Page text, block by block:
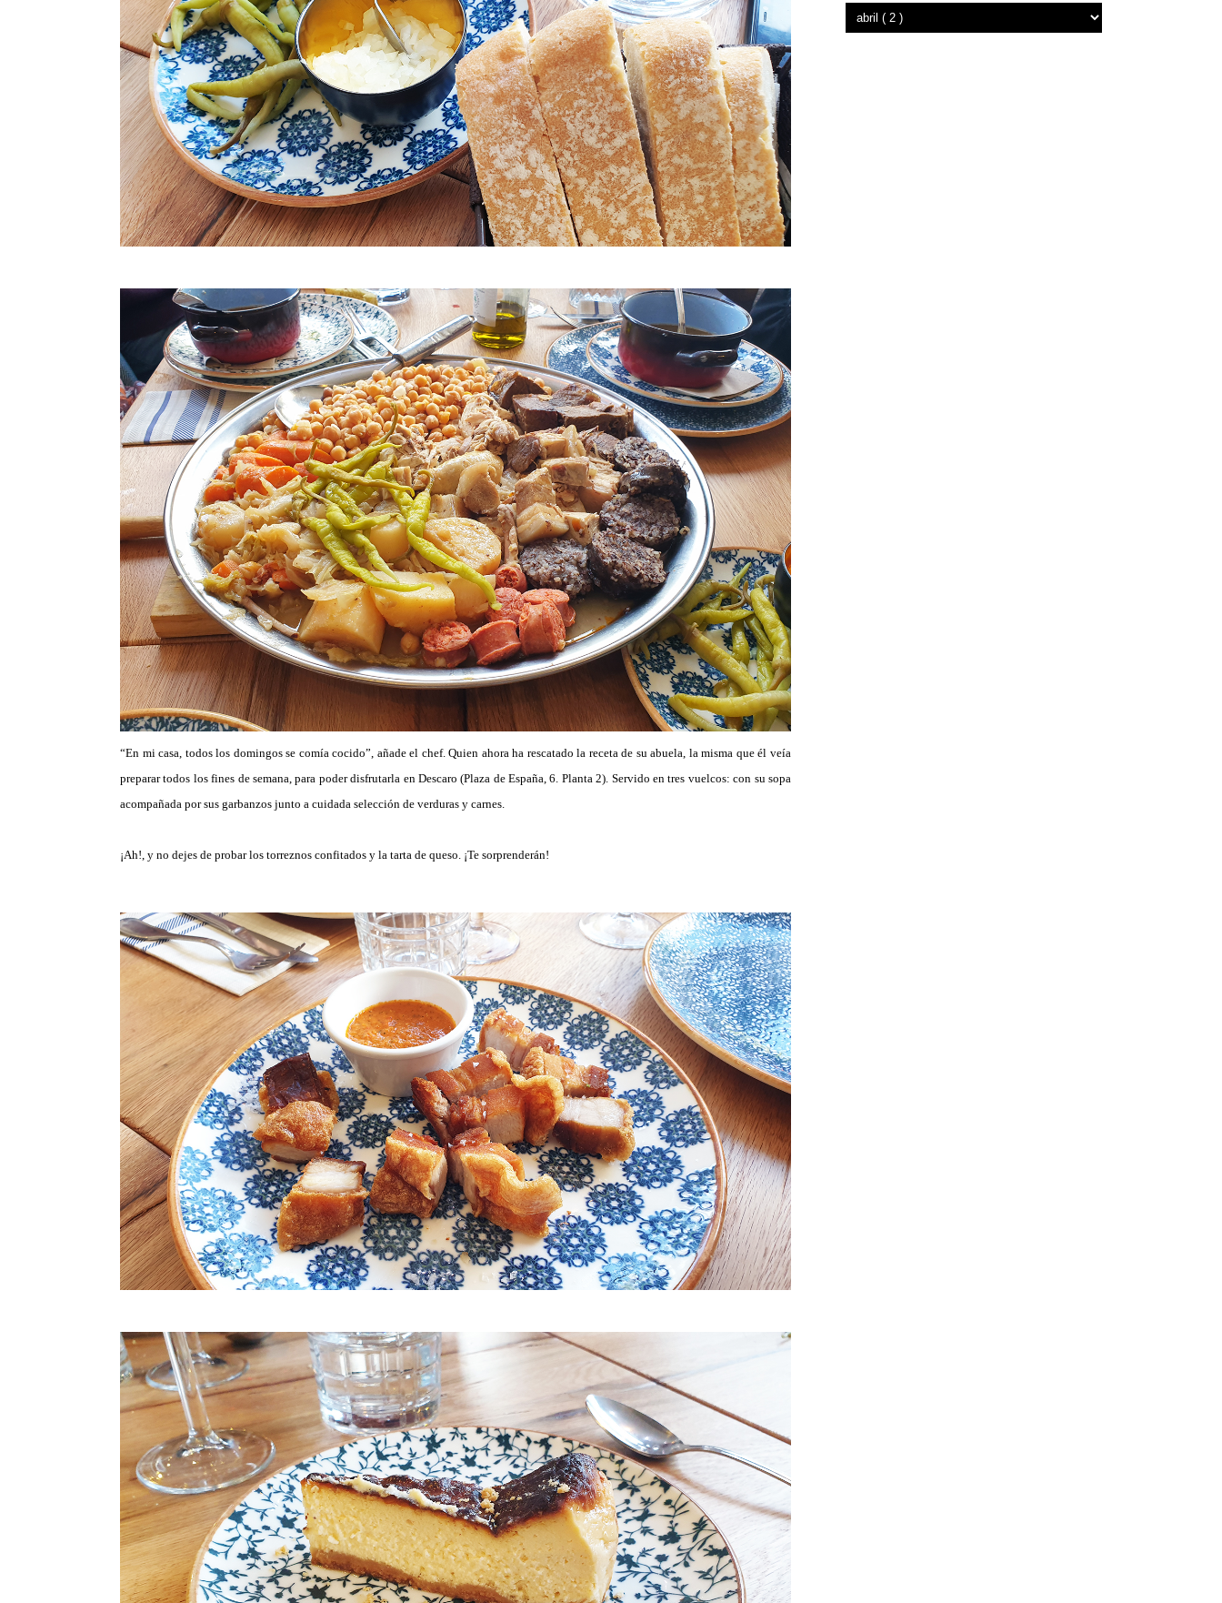
“En mi casa, todos los domingos se comía cocido”, añade el chef. Quien ahora ha rescatado la receta de su abuela, la misma que él veía
preparar todos los fines de semana, para poder disfrutarla en Descaro (Plaza de España, 6. Planta 2). Servido en tres vuelcos: con su sopa
acompañada por sus garbanzos junto a cuidada selección de verduras y carnes.
¡Ah!, y no dejes de probar los torreznos confitados y la tarta de queso. ¡Te sorprenderán!